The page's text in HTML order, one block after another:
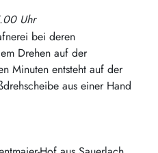
Uhr
bei deren
Drehen auf der
Minuten entsteht auf der
aus einer Hand